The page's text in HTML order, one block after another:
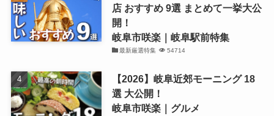
店 おすすめ 9選 まとめて一挙大公
開！
岐阜市咲楽｜岐阜駅前特集
最新厳選特集 54714
【2026】岐阜近郊モーニング 18
選 大公開！
岐阜市咲楽｜グルメ